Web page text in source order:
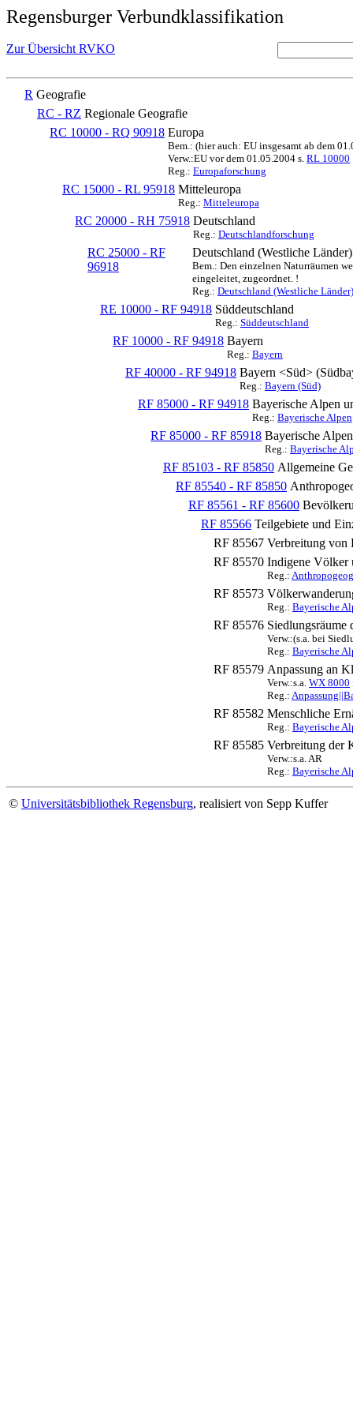
Regensburger Verbundklassifikation
Zur Übersicht RVKO
R Geografie
RC - RZ Regionale Geografie
RC 10000 - RQ 90918 Europa
Bem.: (hier auch: EU insgesamt ab dem
Verw.:EU vor dem 01.05.2004 s. RL 10000
Reg.: Europaforschung
RC 15000 - RL 95918 Mitteleuropa
Reg.: Mitteleuropa
RC 20000 - RH 75918 Deutschland
Reg.: Deutschlandforschung
RC 25000 - RF
96918
Deutschland (Westliche Länder)
Bem.: Den einzelnen Naturräumen
eingeleitet, zugeordnet. !
Reg.: Deutschland (Westliche Länder)
RE 10000 - RF 94918 Süddeutschland
Reg.: Süddeutschland
RF 10000 - RF 94918 Bayern
Reg.: Bayern
RF 40000 - RF 94918 Bayern <Süd>
Reg.: Bayern (Süd)
RF 85000 - RF 94918 Bayerische Alpen
Reg.: Bayerische
RF 85000 - RF 85918 Bayerische
Reg.: Bayerische
RF 85103 - RF 85850 Allgemeine
RF 85540 - RF 85850
RF 85561 - RF 85600
RF 85566 Teilgebiete und
RF 85567 Verbreitung von
RF 85570 Indigene Völker
Reg.:
RF 85573
Reg.: Bayerische
RF 85576 Siedlungsräume
Verw.:(s.a. bei
Reg.: Bayerische
RF 85579 Anpassung an
Verw.:s.a. WX 8000
Reg.:
RF 85582 Menschliche
Reg.: Bayerische
RF 85585 Verbreitung der
Verw.:s.a. AR
Reg.: Bayerische
© Universitätsbibliothek Regensburg, realisiert von Sepp Kuffer